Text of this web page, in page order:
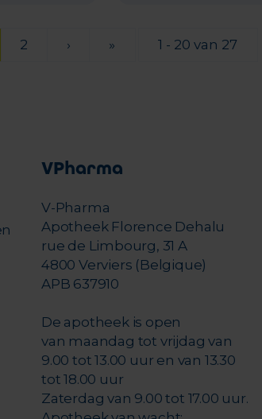
2 › » 1 - 20 van 27
VPharma
V-Pharma
Apotheek Florence Dehalu
rue de Limbourg, 31 A
4800 Verviers (Belgique)
APB 637910
De apotheek is open
van maandag tot vrijdag van
9.00 tot 13.00 uur en van 13.30
tot 18.00 uur
Zaterdag van 9.00 tot 17.00 uur.